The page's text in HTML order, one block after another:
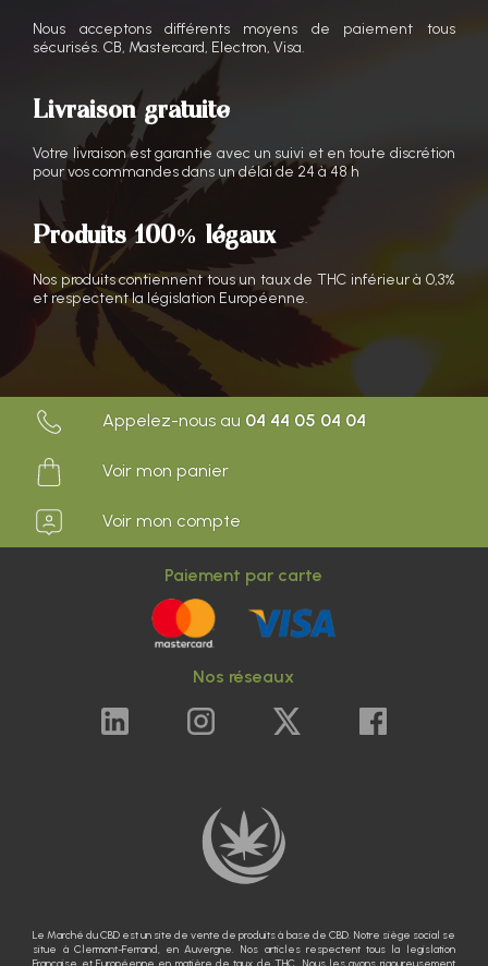
Nous acceptons différents moyens de paiement tous
sécurisés. CB, Mastercard, Electron, Visa.
Livraison gratuite
Votre livraison est garantie avec un suivi et en toute discrétion
pour vos commandes dans un délai de 24 à 48 h
Produits 100% légaux
Nos produits contiennent tous un taux de THC inférieur à 0,3%
et respectent la législation Européenne.
Appelez-nous au 04 44 05 04 04
Voir mon panier
Voir mon compte
Paiement par carte
Nos réseaux
Le Marché du CBD est un site de vente de produits à base de CBD. Notre siège social se
situe à Clermont-Ferrand, en Auvergne. Nos articles respectent tous la legislation